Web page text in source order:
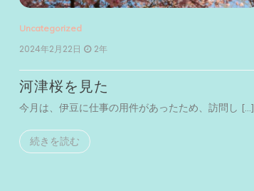
Uncategorized
2024年2月22日 2年
河津桜を見た
今月は、伊豆に仕事の用件があったため、訪問し […]
続きを読む